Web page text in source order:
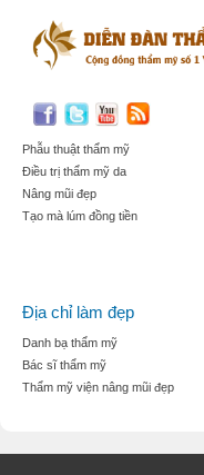
Phẫu thuật thẩm mỹ
Điều trị thẩm mỹ da
Nâng mũi đẹp
Tạo mà lúm đồng tiền
Địa chỉ làm đẹp
Danh bạ thẩm mỹ
Bác sĩ thẩm mỹ
Thẩm mỹ viện nâng mũi đẹp